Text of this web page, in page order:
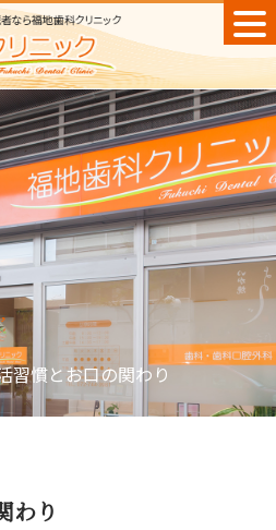
習慣とお口の関わり
わり